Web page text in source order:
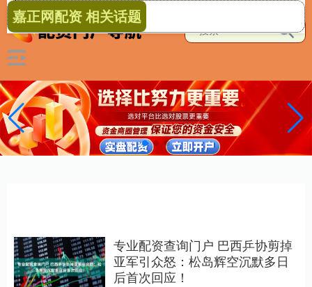
嘉正网配资 相关话题
专业配资查询门户 巴西乒协剪掉
亚军引众怒：松岛辉空沉默多日
后首次回应！